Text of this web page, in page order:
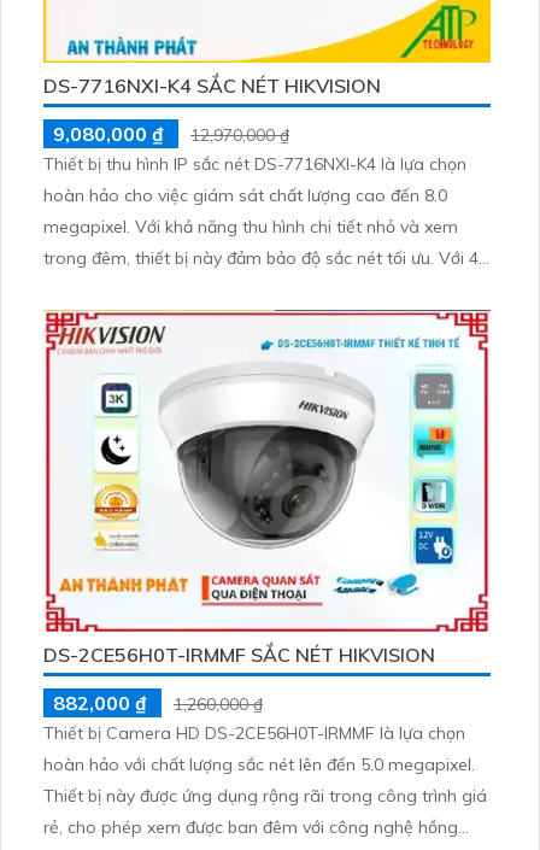
DS-7716NXI-K4 SẮC NÉT HIKVISION
9,080,000 ₫
12,970,000 ₫
Thiết bị thu hình IP sắc nét DS-7716NXI-K4 là lựa chọn
hoàn hảo cho việc giám sát chất lượng cao đến 8.0
megapixel. Với khả năng thu hình chi tiết nhỏ và xem
trong đêm, thiết bị này đảm bảo độ sắc nét tối ưu. Với 4
ảnh không bị giảm
DS-2CE56H0T-IRMMF SẮC NÉT HIKVISION
882,000 ₫
1,260,000 ₫
Thiết bị Camera HD DS-2CE56H0T-IRMMF là lựa chọn
hoàn hảo với chất lượng sắc nét lên đến 5.0 megapixel.
Thiết bị này được ứng dụng rộng rãi trong công trình giá
rẻ, cho phép xem được ban đêm với công nghệ hồng